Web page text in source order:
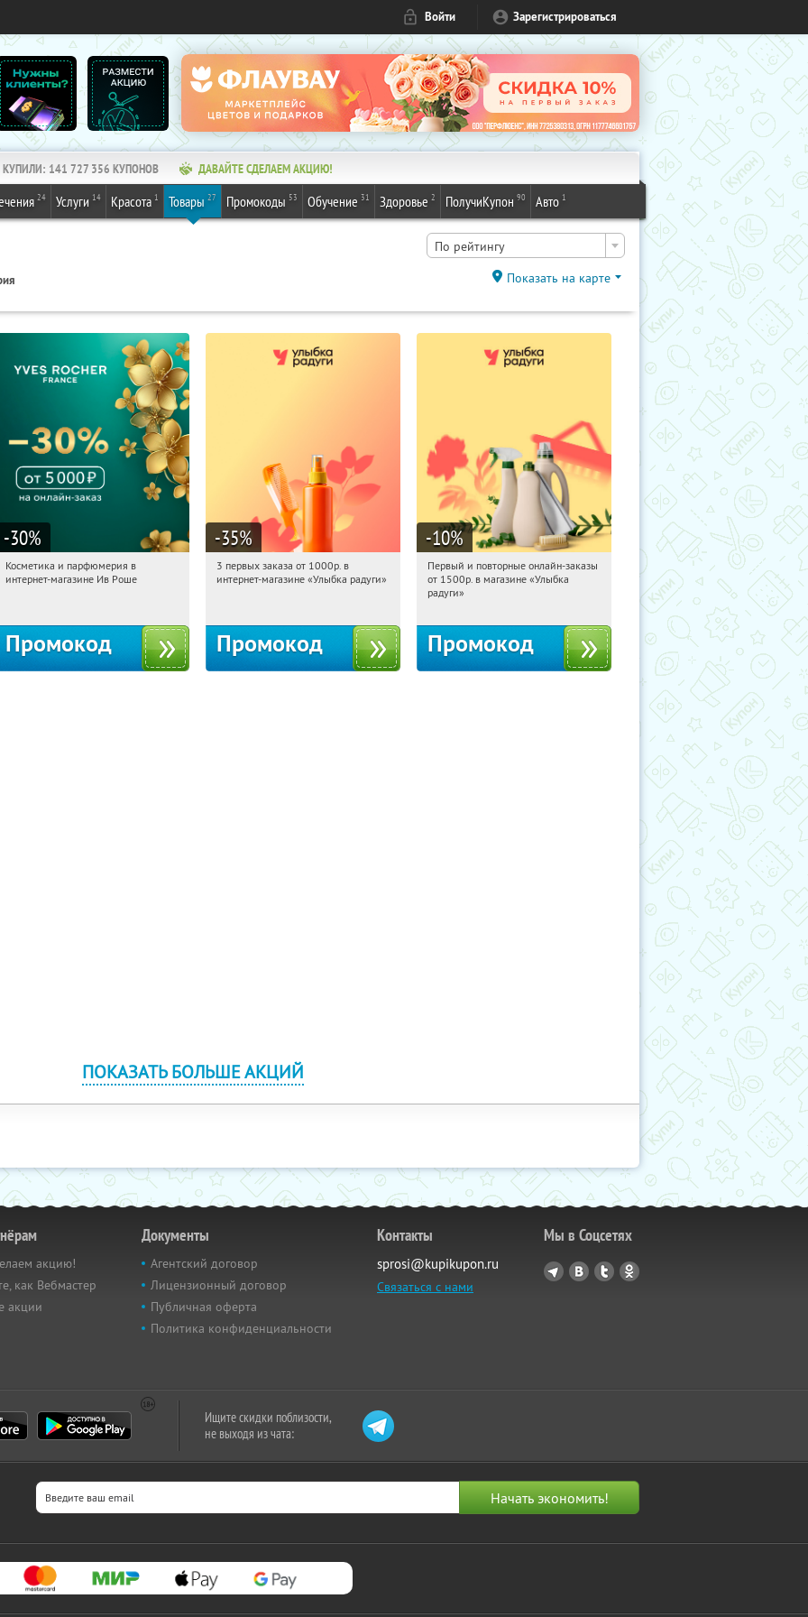
Войти Зарегистрироваться
КУПИЛИ: 141 727 356 КУПОНОВ ДАВАЙТЕ СДЕЛАЕМ АКЦИЮ!
24 Услуги 14 Красота 1 Товары 27 Промокоды 53 Обучение 31 Здоровье 2 ПолучиКупон 90 Авто 1
По рейтингу
Показать на карте
-30%
10:51:11 Получили:
Косметика и парфюмерия в
интернет-магазине Ив Роше
Промокод
-35%
10:51:11 Получили:
3 первых заказа от 1000р. в
интернет-магазине «Улыбка радуги»
Промокод
-10%
10:51:11 Получили:1
Россия
Первый и повторные онлайн-заказы
от 1500р. в магазине «Улыбка
радуги»
Промокод
ПОКАЗАТЬ БОЛЬШЕ АКЦИЙ
акцию!
как Вебмастер
акции
Документы
Агентский договор
Лицензионный договор
Публичная оферта
Политика конфиденциальности
Контакты
sprosi@kupikupon.ru
Связаться с нами
Мы в Соцсетях
Ищите скидки поблизости,
не выходя из чата: